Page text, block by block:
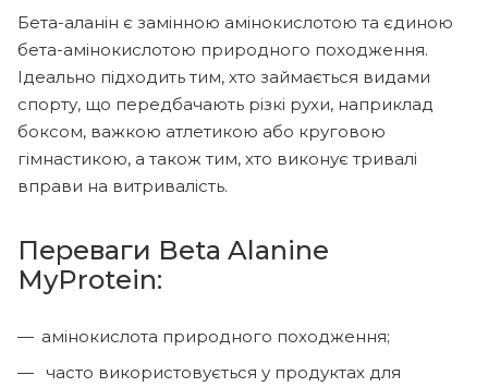
Бета-аланін є замінною амінокислотою та єдиною
бета-амінокислотою природного походження.
Ідеально підходить тим, хто займається видами
спорту, що передбачають різкі рухи, наприклад
боксом, важкою атлетикою або круговою
гімнастикою, а також тим, хто виконує тривалі
вправи на витривалість.
Переваги Beta Alanine
MyProtein:
амінокислота природного походження;
часто використовується у продуктах для